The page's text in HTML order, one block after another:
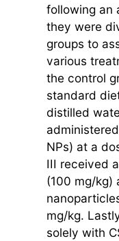
following an
they were
groups to
various
the control
standard
distilled
NPs) at a
III received
(100 mg/kg)
mg/kg.
solely with